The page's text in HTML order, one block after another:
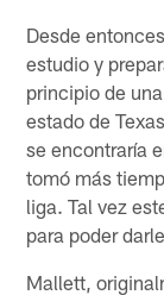
Desde
estudio y
principio de
estado de
se encontraría
tomó más
liga. Tal vez
para poder
Mallett,